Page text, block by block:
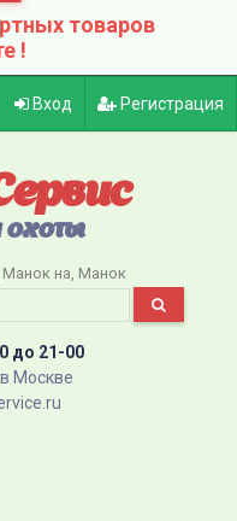
товаров
!
Вход Регистрация
охоты
Манок на Манок
до 21-00
Москве